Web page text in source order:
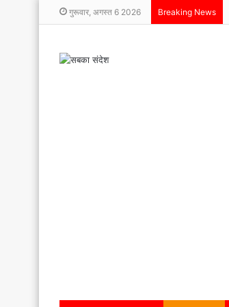
गुरूवार, अगस्त 6 2026 Breaking News